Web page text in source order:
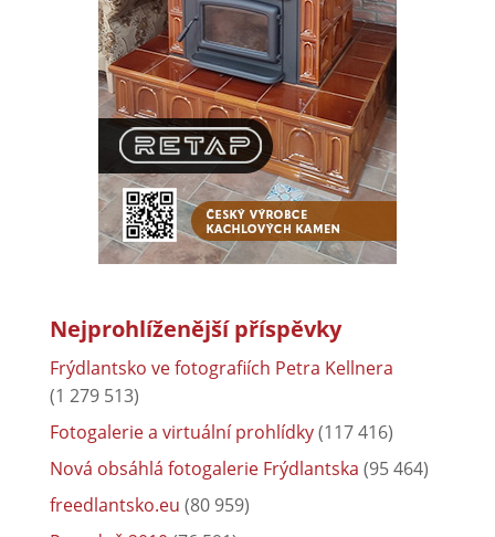
Nejprohlíženější příspěvky
Frýdlantsko ve fotografiích Petra Kellnera
(1 279 513)
Fotogalerie a virtuální prohlídky(117 416)
Nová obsáhlá fotogalerie Frýdlantska (95 464)
freedlantsko.eu (80 959)